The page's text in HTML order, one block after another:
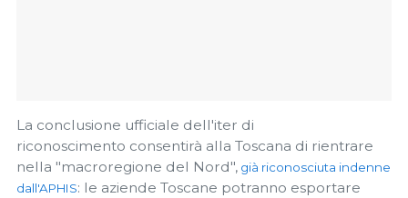
La conclusione ufficiale dell'iter di
riconoscimento consentirà alla Toscana di rientrare
nella "macroregione del Nord", già riconosciuta indenne
dall'APHIS: le aziende Toscane potranno esportare